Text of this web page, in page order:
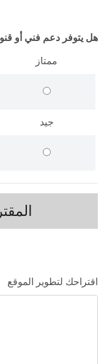
هل يتوفر دعم فني أو
ممتاز
جيد
اقتراحك لتطوير الموقع